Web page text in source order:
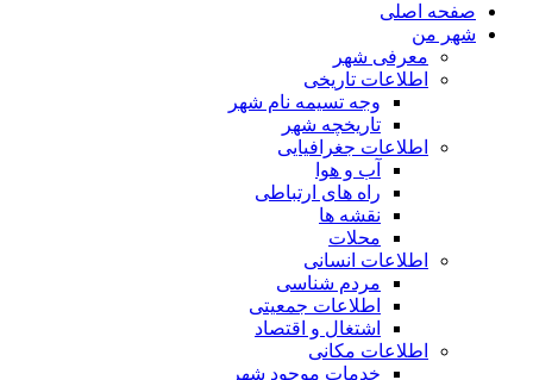
صفحه اصلی
شهر من
معرفی شهر
اطلاعات تاریخی
وجه تسیمه نام شهر
تاریخچه شهر
اطلاعات جغرافیایی
آب و هوا
راه های ارتباطی
نقشه ها
محلات
اطلاعات انسانی
مردم شناسی
اطلاعات جمعیتی
اشتغال و اقتصاد
اطلاعات مکانی
خدمات موجود شهر